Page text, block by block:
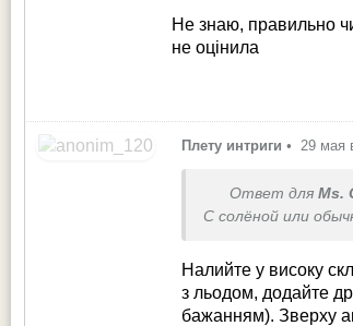
Не знаю, правильно
не оцінила
Плету интриги • 29 мая
Ответ для Ms.
С солёной или
Налийте у високу
з льодом, додайте
бажанням). Зверху